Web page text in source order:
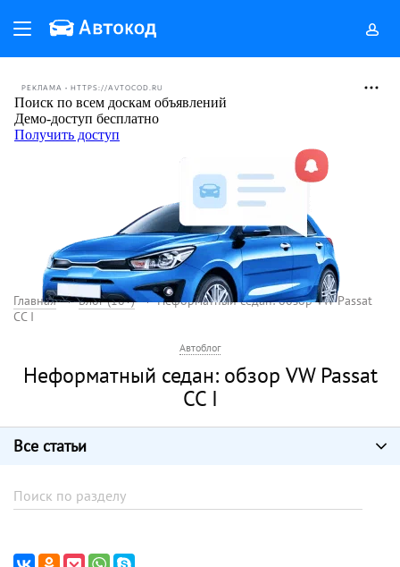
РЕКЛАМА • HTTPS://AVTOCOD.RU
Главная Блог (18+)
Неформатный седан: обзор VW Passat
CC I
Автоблог
Неформатный седан: обзор VW Passat
CC I
Все статьи